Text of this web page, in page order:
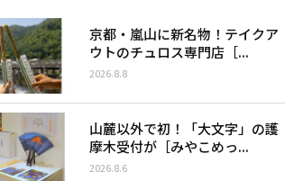
京都・嵐山に新名物！テイクア
ウトのチュロス専門店［...
2026.8.8
山麓以外で初！「大文字」の護
摩木受付が［みやこめっ...
2026.8.6